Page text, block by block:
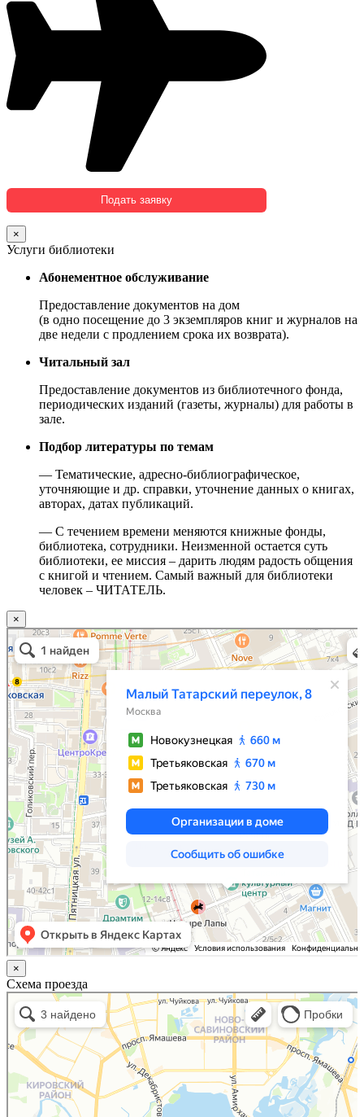
×
Услуги библиотеки
Абонементное обслуживание
Предоставление документов на дом
(в одно посещение до 3 экземпляров книг и журналов на
две недели с продлением срока их возврата).
Читальный зал
Предоставление документов из библиотечного фонда,
периодических изданий (газеты, журналы) для работы в
зале.
Подбор литературы по темам
— Тематические, адресно-библиографическое,
уточняющие и др. справки, уточнение данных о книгах,
авторах, датах публикаций.
— С течением времени меняются книжные фонды,
библиотека, сотрудники. Неизменной остается суть
библиотеки, ее миссия – дарить людям радость общения
с книгой и чтением. Самый важный для библиотеки
человек – ЧИТАТЕЛЬ.
×
Москва
Малый Татарский переулок, 8 на карте Москвы, ближайшее метро Новокузнецкая —
Яндекс.Карты
×
Схема проезда
Казань
Малый Татарский переулок, 8 на карте Москвы, ближайшее метро Новокузнецкая —
Яндекс.Карты